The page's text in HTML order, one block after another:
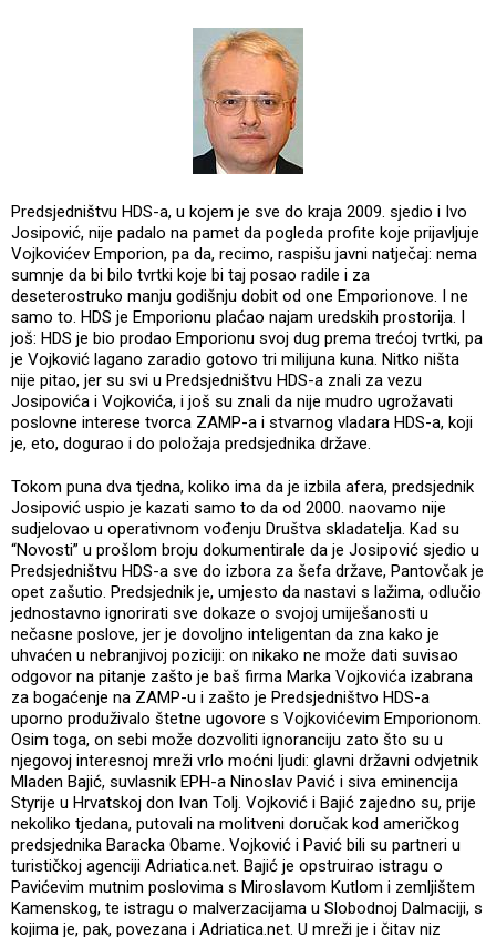
Predsjedništvu HDS-a, u kojem je sve do kraja 2009. sjedio i Ivo
Josipović, nije padalo na pamet da pogleda profite koje prijavljuje
Vojkovićev Emporion, pa da, recimo, raspišu javni natječaj: nema
sumnje da bi bilo tvrtki koje bi taj posao radile i za
deseterostruko manju godišnju dobit od one Emporionove. I ne
samo to. HDS je Emporionu plaćao najam uredskih prostorija. I
još: HDS je bio prodao Emporionu svoj dug prema trećoj tvrtki, pa
je Vojković lagano zaradio gotovo tri milijuna kuna. Nitko ništa
nije pitao, jer su svi u Predsjedništvu HDS-a znali za vezu
Josipovića i Vojkovića, i još su znali da nije mudro ugrožavati
poslovne interese tvorca ZAMP-a i stvarnog vladara HDS-a, koji
je, eto, dogurao i do položaja predsjednika države.
Tokom puna dva tjedna, koliko ima da je izbila afera, predsjednik
Josipović uspio je kazati samo to da od 2000. naovamo nije
sudjelovao u operativnom vođenju Društva skladatelja. Kad su
“Novosti” u prošlom broju dokumentirale da je Josipović sjedio u
Predsjedništvu HDS-a sve do izbora za šefa države, Pantovčak je
opet zašutio. Predsjednik je, umjesto da nastavi s lažima, odlučio
jednostavno ignorirati sve dokaze o svojoj umiješanosti u
nečasne poslove, jer je dovoljno inteligentan da zna kako je
uhvaćen u nebranjivoj poziciji: on nikako ne može dati suvisao
odgovor na pitanje zašto je baš firma Marka Vojkovića izabrana
za bogaćenje na ZAMP-u i zašto je Predsjedništvo HDS-a
uporno produživalo štetne ugovore s Vojkovićevim Emporionom.
Osim toga, on sebi može dozvoliti ignoranciju zato što su u
njegovoj interesnoj mreži vrlo moćni ljudi: glavni državni odvjetnik
Mladen Bajić, suvlasnik EPH-a Ninoslav Pavić i siva eminencija
Styrije u Hrvatskoj don Ivan Tolj. Vojković i Bajić zajedno su, prije
nekoliko tjedana, putovali na molitveni doručak kod američkog
predsjednika Baracka Obame. Vojković i Pavić bili su partneri u
turističkoj agenciji Adriatica.net. Bajić je opstruirao istragu o
Pavićevim mutnim poslovima s Miroslavom Kutlom i zemljištem
Kamenskog, te istragu o malverzacijama u Slobodnoj Dalmaciji, s
kojima je, pak, povezana i Adriatica.net. U mreži je i čitav niz